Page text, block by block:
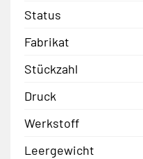
Status
Fabrikat
Stückzahl
Druck
Werkstoff
Leergewicht